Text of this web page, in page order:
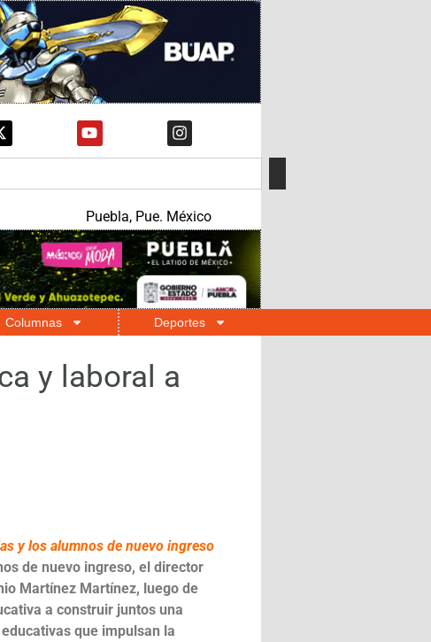
Puebla, Pue. México
Columnas Deportes
y laboral a
y los alumnos de nuevo ingreso
de nuevo ingreso, el director
Martínez Martínez, luego de
a construir juntos una
que impulsan la